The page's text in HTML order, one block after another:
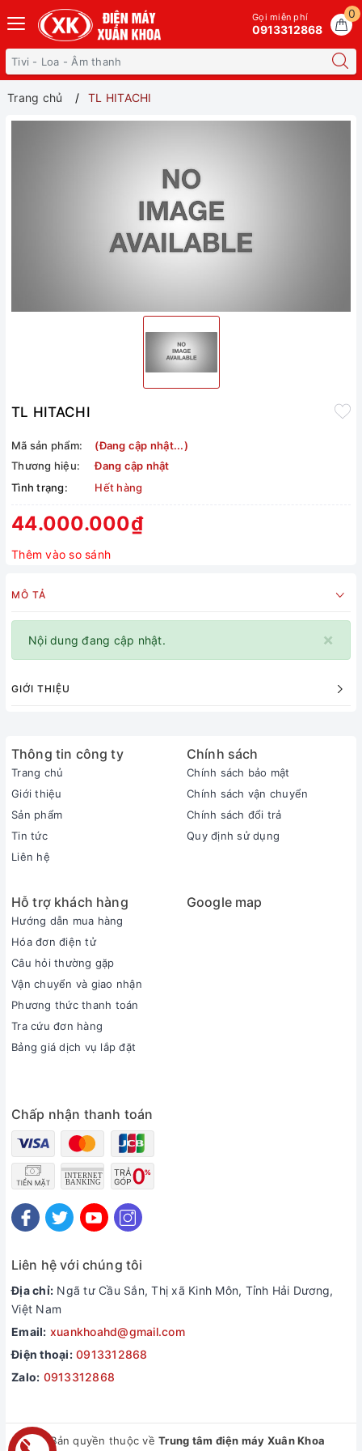
0
Gọi miễn phí
0913312868
Trang chủ TL HITACHI
TL HITACHI
Mã sản phẩm:
(Đang cập nhật...)
Thương hiệu:
Đang cập nhật
Tình trạng:
Hết hàng
44.000.000₫
Thêm vào so sánh
MÔ TẢ
×
Nội dung đang cập nhật.
GIỚI THIỆU
Thông tin công ty
Trang chủ
Giới thiệu
Sản phẩm
Tin tức
Liên hệ
Chính sách
Chính sách bảo mật
Chính sách vận chuyển
Chính sách đổi trả
Quy định sử dụng
Hỗ trợ khách hàng
Hướng dẫn mua hàng
Hóa đơn điện tử
Câu hỏi thường gặp
Vận chuyển và giao nhận
Phương thức thanh toán
Tra cứu đơn hàng
Bảng giá dịch vụ lắp đặt
Google map
Chấp nhận thanh toán
Liên hệ với chúng tôi
Địa chỉ: Ngã tư Cầu Sắn, Thị xã Kinh Môn, Tỉnh Hải Dương,
Việt Nam
Email: xuankhoahd@gmail.com
Điện thoại: 0913312868
Zalo: 0913312868
© Bản quyền thuộc vềTrung tâm điện máy Xuân Khoa